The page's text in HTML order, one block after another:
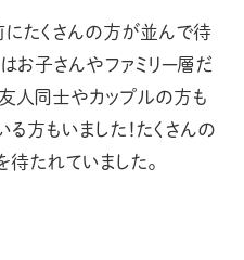
たくさんの方が並んで待
お子さんやファミリー層だ
人同士やカップルの方も
方もいました！たくさんの
待たれていました。